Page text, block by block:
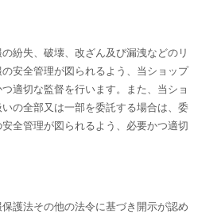
紛失、破壊、改ざん及び漏洩などのリ
安全管理が図られるよう、当ショップ
適切な監督を行います。また、当ショ
の全部又は一部を委託する場合は、委
全管理が図られるよう、必要かつ適切
護法その他の法令に基づき開示が認め